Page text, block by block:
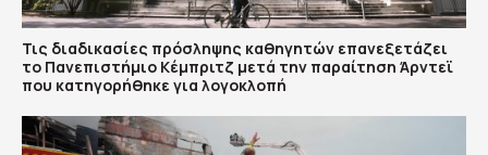
Τις διαδικασίες πρόσληψης καθηγητών επανεξετάζει
το Πανεπιστήμιο Κέμπριτζ μετά την παραίτηση Άρντεϊ
που κατηγορήθηκε για λογοκλοπή